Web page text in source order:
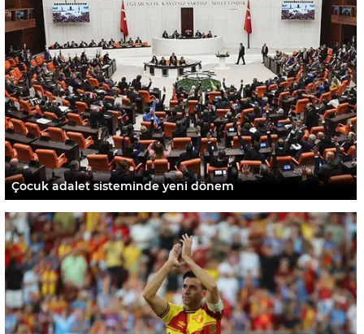
Çocuk adalet sisteminde yeni dönem